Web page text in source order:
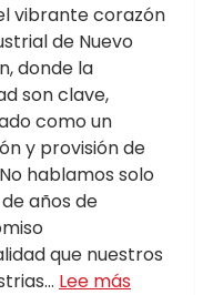
vibrante corazón
de Nuevo
donde la
son clave,
como un
y provisión de
hablamos solo
años de
que nuestros
Lee más